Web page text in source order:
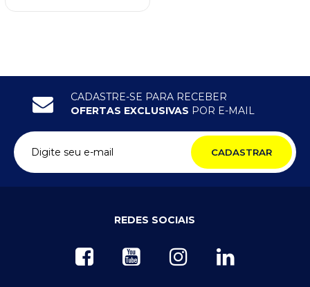
CADASTRE-SE PARA RECEBER
OFERTAS EXCLUSIVAS POR E-MAIL
CADASTRAR
REDES SOCIAIS